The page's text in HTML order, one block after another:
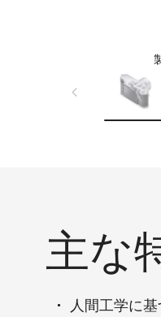
主な
人間工学に